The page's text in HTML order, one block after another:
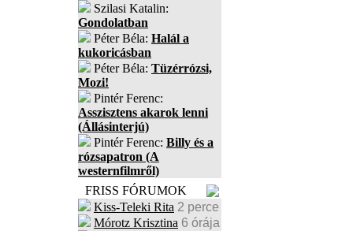
Szilasi Katalin:
Gondolatban
Péter Béla: Halál a
kukoricásban
Péter Béla: Tüzérrózsi,
Mozi!
Pintér Ferenc:
Asszisztens akarok lenni
(Állásinterjú)
Pintér Ferenc: Billy és a
rózsapatron (A
westernfilmről)
FRISS FÓRUMOK
Kiss-Teleki Rita 2 perce
Mórotz Krisztina 6 órája